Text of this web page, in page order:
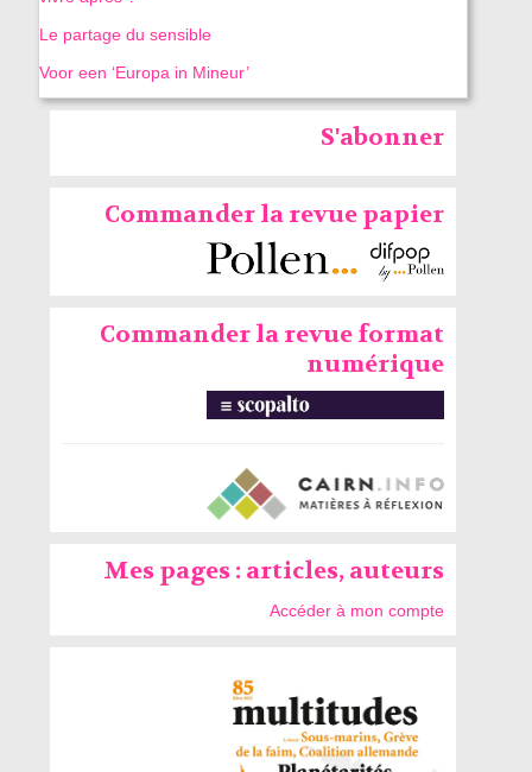
Le partage du sensible
Voor een ‘Europa in Mineur’
S'abonner
Commander la revue papier
Commander la revue format
numérique
Mes pages : articles, auteurs
Accéder à mon compte